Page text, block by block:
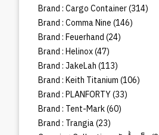
Brand : Cargo Container 314314
Brand : Comma Nine 146146
Brand : Feuerhand 2424
Brand : Helinox 4747
สินค้า
Brand : JakeLah 113113
สินค้า
Brand : Keith Titanium 106106
Brand : PLANFORTY 3333
Brand : Tent-Mark 6060
Brand : Trangia 2323